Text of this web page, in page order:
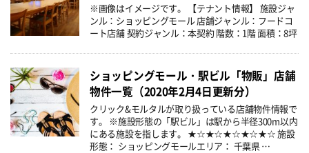
※画像はイメージです。 【テナント情報】 施設ジャ
ンル：ショッピングモール 店舗ジャンル：フードコ
ート店舗 契約ジャンル：本契約 階数：1階 面積：8坪
ショッピングモール・駅ビル「物販」店舗
物件一覧（2020年2月4日更新分）
クリック&モルタルが取り扱っている店舗物件情報で
す。 ※施設形態の「駅ビル」は駅から半径300m以内
にある施設を指します。 ★☆★☆★☆★☆★☆ 施設
形態： ショッピングモールエリア： 千葉県 …